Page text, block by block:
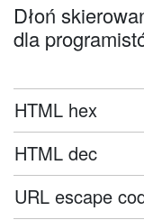
Dłoń
dla
HTML hex
HTML dec
URL escape